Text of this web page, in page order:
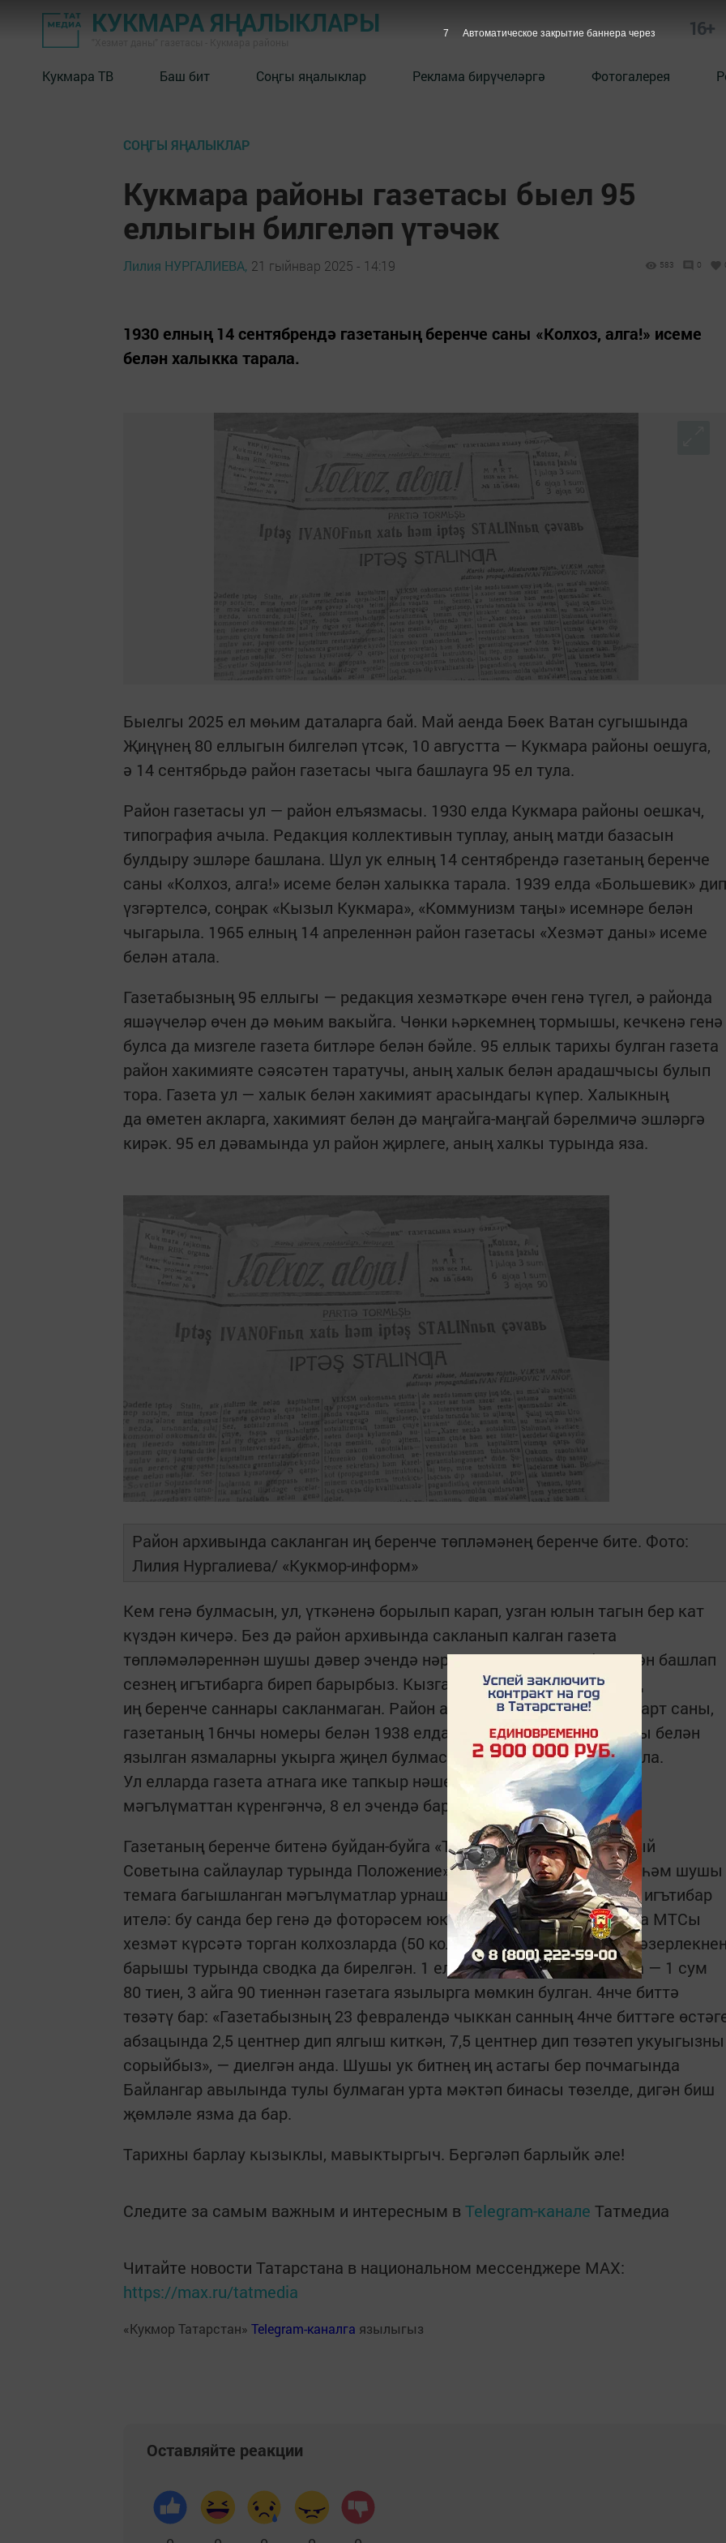
КУКМАРА ЯҢАЛЫКЛАРЫ 16+
Кукмара ТВ Баш бит Соңгы яңалыклар Реклама бирүчеләргә Фотогалерея
СОҢГЫ ЯҢАЛЫКЛАР
Кукмара районы газетасы быел 95
еллыгын билгеләп үтәчәк
Лилия НУРГАЛИЕВА, 21 гыйнвар 2025 - 14:19 583 0
1930 елның 14 сентябрендә газетаның беренче саны «Колхоз, алга!» исеме
белән халыкка тарала.
Быелгы 2025 ел мөһим даталарга бай. Май аенда Бөек Ватан сугышында
Җиңүнең 80 еллыгын билгеләп үтсәк, 10 августта — Кукмара районы оешуга,
ә 14 сентябрьдә район газетасы чыга башлауга 95 ел тула.
Район газетасы ул — район елъязмасы. 1930 елда Кукмара районы оешкач,
типография ачыла. Редакция коллективын туплау, аның матди базасын
булдыру эшләре башлана. Шул ук елның 14 сентябрендә газетаның беренче
саны «Колхоз, алга!» исеме белән халыкка тарала. 1939 елда «Большевик» дип
үзгәртелсә, соңрак «Кызыл Кукмара», «Коммунизм таңы» исемнәре белән
чыгарыла. 1965 елның 14 апреленнән район газетасы «Хезмәт даны» исеме
белән атала.
Газетабызның 95 еллыгы — редакция хезмәткәре өчен генә түгел, ә районда
яшәүчеләр өчен дә мөһим вакыйга. Чөнки һәркемнең тормышы, кечкенә генә
булса да мизгеле газета битләре белән бәйле. 95 еллык тарихы булган газета
район хакимияте сәясәтен таратучы, аның халык белән арадашчысы булып
тора. Газета ул — халык белән хакимият арасындагы күпер. Халыкның
да өметен акларга, хакимият белән дә маңгайга-маңгай бәрелмичә эшләргә
кирәк. 95 ел дәвамында ул район җирлеге, аның халкы турында яза.
Район архивында сакланган иң беренче төпләмәнең беренче бите. Фото:
Лилия Нургалиева/ «Кукмор-информ»
Кем генә булмасын, ул, үткәненә борылып карап, узган юлын тагын бер кат
күздән кичерә. Без дә район архивында сакланып калган газета
төпләмәләреннән шушы дәвер эчендә нәрсәләр язылганын бүгеннән башлап
сезнең игътибарга биреп барырбыз. Кызганычка каршы, газетаның
иң беренче саннары сакланмаган. Район архивындагы төпләмә 4 март саны,
газетаның 16нчы номеры белән 1938 елдан башлана. Латин шрифты белән
язылган язмаларны укырга җиңел булмаса да, берникадәр аңлашыла.
Ул елларда газета атнага ике тапкыр нәшер ителгән. Җәя эчендәге
мәгълүматтан күренгәнчә, 8 ел эчендә барлыгы 548 газета чыккан.
Газетаның беренче битенә буйдан-буйга «Татарстан АССР Верховный
Советына сайлаулар турында Положение» дигән баш исем куелган һәм шушы
темага багышланган мәгълүматлар урнаштырылган. Шунысына да игътибар
ителә: бу санда бер генә дә фоторәсем юк. Икенче битендә Кукмара МТСы
хезмәт күрсәтә торган колхозларда (50 колхоз кергән) язгы чәчүгә
барышы турында сводка да бирелгән. 1 елга — 3 сум 60 тиен, 6 айга — 1 сум
80 тиен, 3 айга 90 тиеннән газетага язылырга мөмкин булган. 4нче биттә
төзәтү бар: «Газетабызның 23 февралендә чыккан санның 4нче биттәге
абзацында 2,5 центнер дип ялгыш киткән, 7,5 центнер дип төзәтеп укуыгызны
сорыйбыз», — диелгән анда. Шушы ук битнең иң астагы бер почмагында
Байлангар авылында тулы булмаган урта мәктәп бинасы төзелде, дигән биш
җөмләле язма да бар.
Тарихны барлау кызыклы, мавыктыргыч. Бергәләп барлыйк әле!
Следите за самым важным и интересным в Telegram-канале Татмедиа
Читайте новости Татарстана в национальном мессенджере MАХ:
https://max.ru/tatmedia
«Кукмор Татарстан» Telegram-каналга язылыгыз
Оставляйте реакции
6 Автоматическое закрытие баннера через